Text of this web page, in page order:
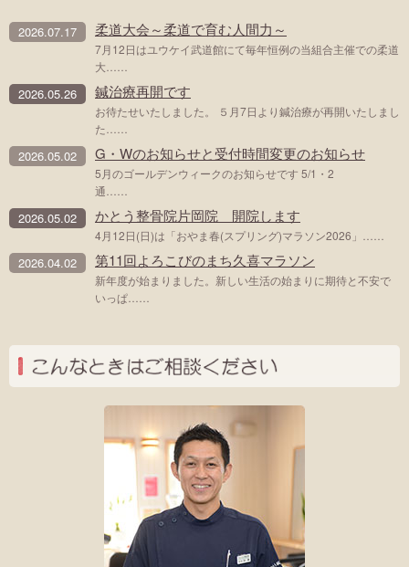
2026.07.17 柔道大会～柔道で育む人間力～
7月12日はユウケイ武道館にて毎年恒例の当組合主催での柔道
大……
2026.05.26 鍼治療再開です
お待たせいたしました。 ５月7日より鍼治療が再開いたしまし
た……
2026.05.02 G・Wのお知らせと受付時間変更のお知らせ
5月のゴールデンウィークのお知らせです 5/1・2
通……
2026.05.02 かとう整骨院片岡院 開院します
4月12日(日)は「おやま春(スプリング)マラソン2026」……
2026.04.02 第11回よろこびのまち久喜マラソン
新年度が始まりました。新しい生活の始まりに期待と不安で
いっぱ……